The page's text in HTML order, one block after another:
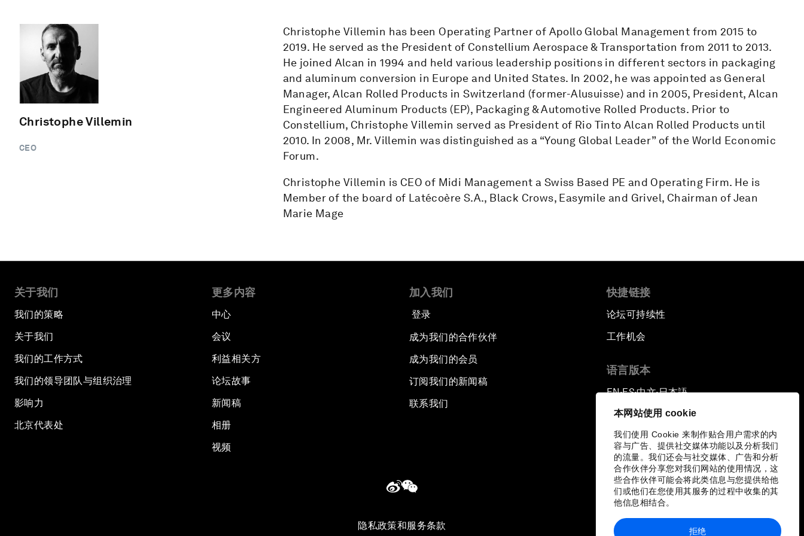
本网站使用 cookie
我们使用 Cookie 来制作贴合用户需求的内
容与广告、提供社交媒体功能以及分析我们
的流量。我们还会与社交媒体、广告和分析
合作伙伴分享您对我们网站的使用情况，这
些合作伙伴可能会将此类信息与您提供给他
们或他们在您使用其服务的过程中收集的其
他信息相结合。
拒绝
Christophe Villemin
CEO
Christophe Villemin has been Operating Partner of Apollo Global Management from 2015 to
2019. He served as the President of Constellium Aerospace & Transportation from 2011 to 2013.
He joined Alcan in 1994 and held various leadership positions in different sectors in packaging
and aluminum conversion in Europe and United States. In 2002, he was appointed as General
Manager, Alcan Rolled Products in Switzerland (former-Alusuisse) and in 2005, President, Alcan
Engineered Aluminum Products (EP), Packaging & Automotive Rolled Products. Prior to
Constellium, Christophe Villemin served as President of Rio Tinto Alcan Rolled Products until
2010. In 2008, Mr. Villemin was distinguished as a “Young Global Leader” of the World Economic
Forum.
Christophe Villemin is CEO of Midi Management a Swiss Based PE and Operating Firm. He is
Member of the board of Latécoère S.A., Black Crows, Easymile and Grivel, Chairman of Jean
Marie Mage
关于我们
我们的策略
关于我们
我们的工作方式
我们的领导团队与组织治理
影响力
北京代表处
更多内容
中心
会议
利益相关方
论坛故事
新闻稿
相册
视频
加入我们
登录
成为我们的合作伙伴
成为我们的会员
订阅我们的新闻稿
联系我们
快捷链接
论坛可持续性
工作机会
语言版本
EN▪ES▪中文▪日本語
隐私政策和服务条款